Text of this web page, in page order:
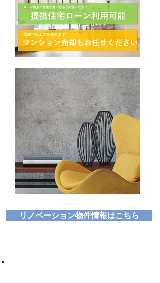
リノベーション物件情報はこちら